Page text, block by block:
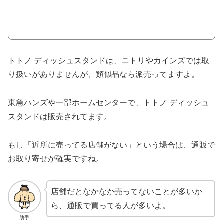
トトノ ディッシュスタンドは、ニトリやカインズでは取
り扱いがありませんが、類似品なら派売ってますよ。
東急ハンズや一部ホームセンターで、トトノ ディッシュ
スタンドは販売されてます。
もし「近所に売ってる店舗がない」という場合は、通販で
お取り寄せが確実ですね。
助手
店舗だとなかなか売ってないことが多いか
ら、通販で買ってる人が多いよ。